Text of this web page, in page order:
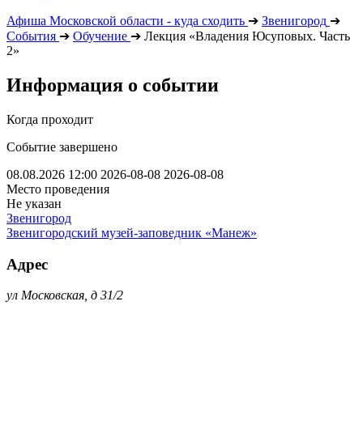
Афиша Московской области - куда сходить ➔ Звенигород ➔
События ➔ Обучение ➔ Лекция «Владения Юсуповых. Часть
2»
Информация о событии
Когда проходит
Событие завершено
08.08.2026 12:00 2026-08-08 2026-08-08
Место проведения
Не указан
Звенигород
Звенигородский музей-заповедник «Манеж»
Адрес
ул Московская, д 31/2